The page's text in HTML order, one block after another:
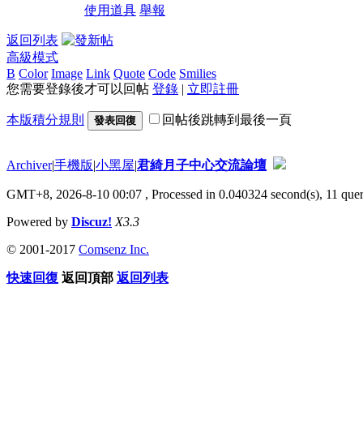
使用道具 舉報
返回列表
高級模式
B Color Image Link Quote Code Smilies
您需要登錄後才可以回帖 登錄 | 立即註冊
本版積分規則 發表回復 回帖後跳轉到最後一頁
Archiver|手機版|小黑屋|君綺月子中心交流論壇
GMT+8, 2026-8-10 00:07 , Processed in 0.040324 second(s), 11
Powered by Discuz! X3.3
© 2001-2017 Comsenz Inc.
快速回復 返回頂部 返回列表